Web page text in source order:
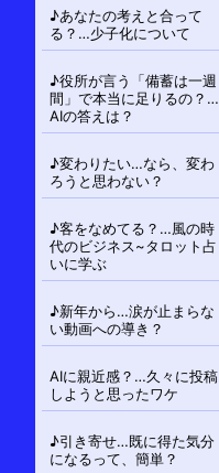
ョ
ン
♪あなたの考えと合って
る？…少子化について
♪役所が言う「備蓄は一週
間」で本当に足りるの？…
AIの答えは？
♪変わりたい…なら、変わ
ろうと思わない？
♪客をなめてる？…風の時
代のビジネス~タロット占
いに学ぶ
♪新年から…涙が止まらな
い動画への導き？
AIに親近感？…久々に投稿
しようと思ったワケ
♪引き寄せ…既に得た気分
になるって、簡単？